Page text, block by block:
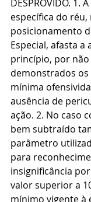
DESPROVIDO. 1.
específica do
posicionamento
Especial, afasta a
princípio, por
demonstrados
mínima
ausência de
ação. 2. No caso
bem subtraído
parâmetro
para
insignificância
valor superior a
mínimo vigente à